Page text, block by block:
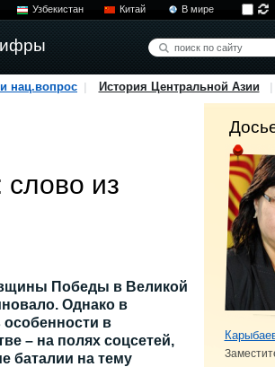
Узбекистан Китай В мире
нац.вопрос История Центральной Азии
из
Победы в Великой
Однако в
в
– на полях соцсетей,
баталии на тему